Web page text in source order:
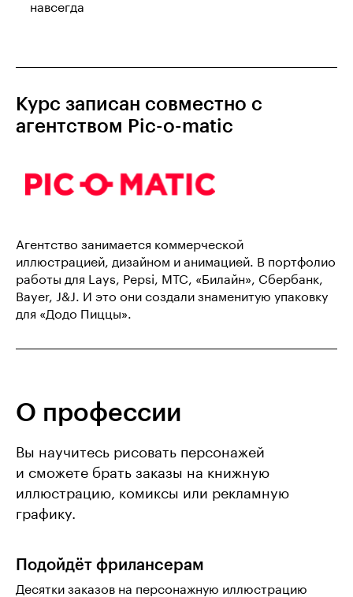
навсегда
Курс записан совместно с
агентством Pic-o-matic
Агентство занимается коммерческой
иллюстрацией, дизайном и анимацией. В портфолио
работы для Lays, Pepsi, МТС, «Билайн», Сбербанк,
Bayer, J&J. И это они создали знаменитую упаковку
для «Додо Пиццы».
О профессии
Вы научитесь рисовать персонажей
и сможете брать заказы на книжную
иллюстрацию, комиксы или рекламную
графику.
Подойдёт фрилансерам
Десятки заказов на персонажную иллюстрацию